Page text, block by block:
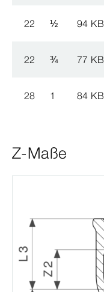
22 ½ 94 KB
22 ¾ 77 KB
28 1 84 KB
Z-Maße